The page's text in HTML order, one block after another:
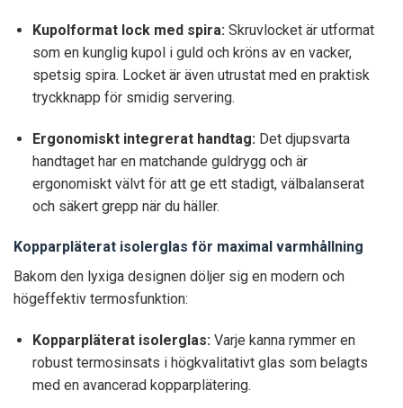
Kupolformat lock med spira: Skruvlocket är utformat
som en kunglig kupol i guld och kröns av en vacker,
spetsig spira. Locket är även utrustat med en praktisk
tryckknapp för smidig servering.
Ergonomiskt integrerat handtag: Det djupsvarta
handtaget har en matchande guldrygg och är
ergonomiskt välvt för att ge ett stadigt, välbalanserat
och säkert grepp när du häller.
Kopparpläterat isolerglas för maximal varmhållning
Bakom den lyxiga designen döljer sig en modern och
högeffektiv termosfunktion:
Kopparpläterat isolerglas:Varje kanna rymmer en
robust termosinsats i högkvalitativt glas som belagts
med en avancerad kopparplätering.